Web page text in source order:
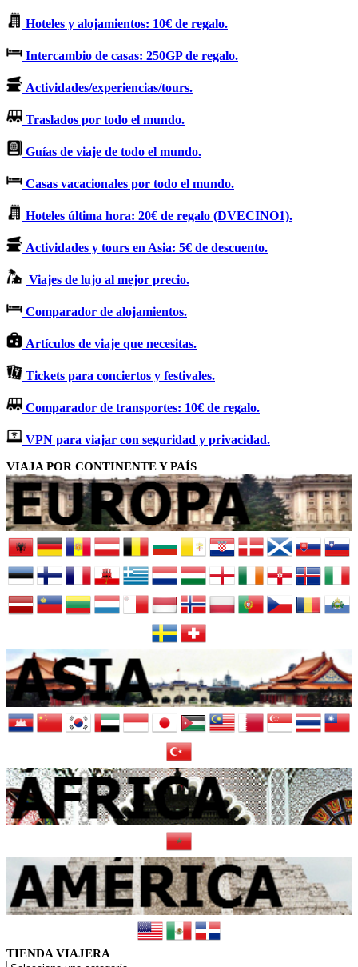
Hoteles y alojamientos: 10€ de regalo.
Intercambio de casas: 250GP de regalo.
Actividades/experiencias/tours.
Traslados por todo el mundo.
Guías de viaje de todo el mundo.
Casas vacacionales por todo el mundo.
Hoteles última hora: 20€ de regalo (DVECINO1).
Actividades y tours en Asia: 5€ de descuento.
Viajes de lujo al mejor precio.
Comparador de alojamientos.
Artículos de viaje que necesitas.
Tickets para conciertos y festivales.
Comparador de transportes: 10€ de regalo.
VPN para viajar con seguridad y privacidad.
VIAJA POR CONTINENTE Y PAÍS
TIENDA VIAJERA